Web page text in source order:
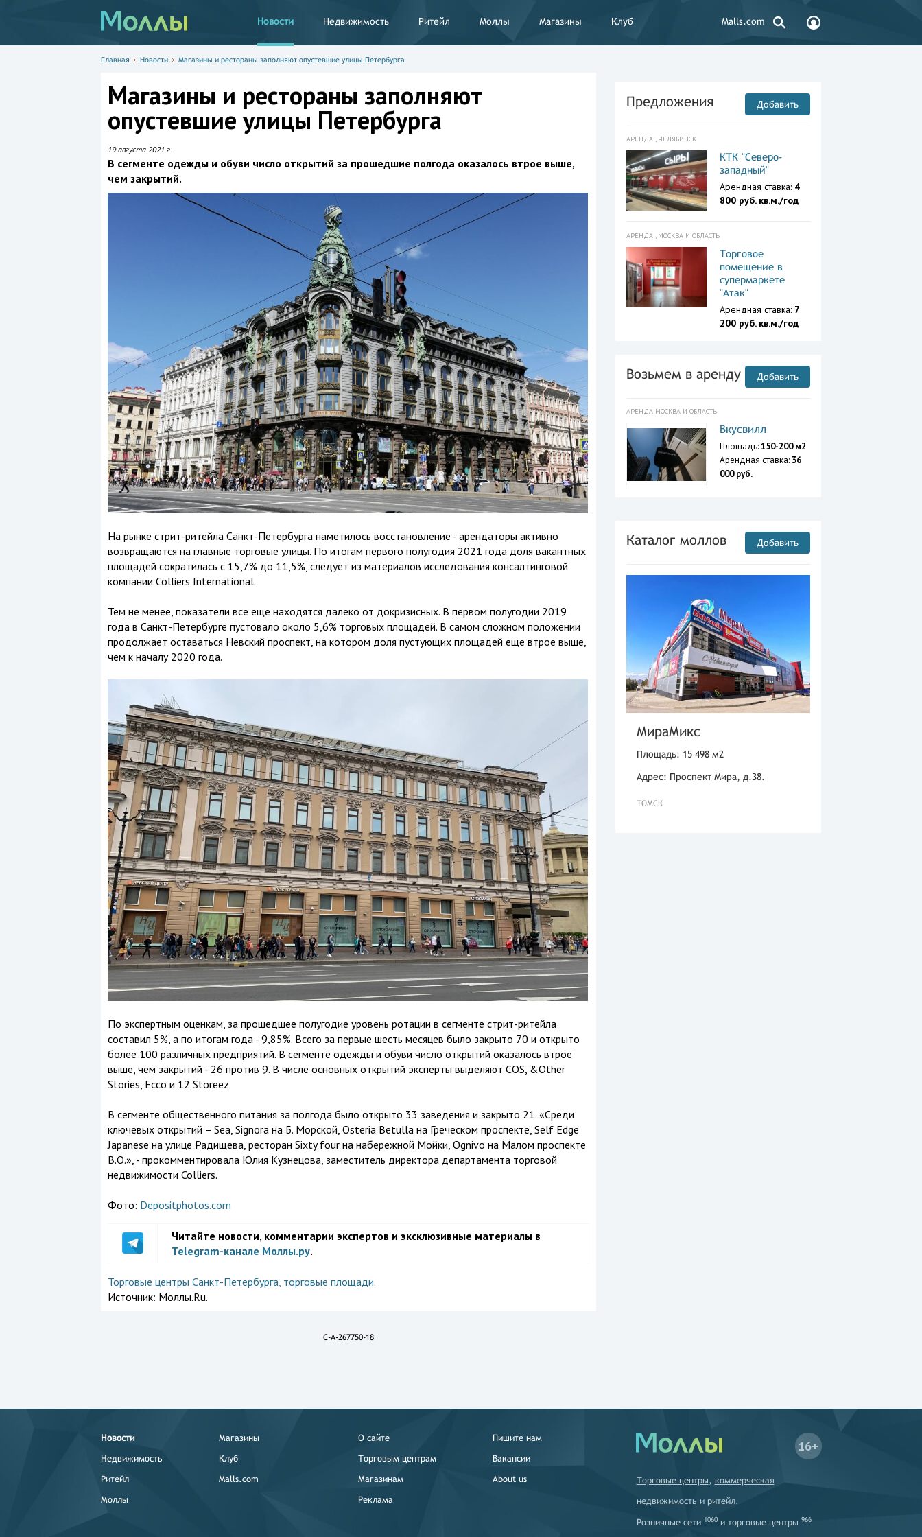
Новости Недвижимость Ритейл Моллы Магазины Клуб Malls.com
Главная Новости Магазины и рестораны заполняют опустевшие улицы Петербурга
Магазины и рестораны заполняют
опустевшие улицы Петербурга
19 августа 2021 г.
В сегменте одежды и обуви число открытий за прошедшие полгода оказалось втрое выше,
чем закрытий.
На рынке стрит-ритейла Санкт-Петербурга наметилось восстановление - арендаторы активно
возвращаются на главные торговые улицы. По итогам первого полугодия 2021 года доля вакантных
площадей сократилась с 15,7% до 11,5%, следует из материалов исследования консалтинговой
компании Colliers International.
Тем не менее, показатели все еще находятся далеко от докризисных. В первом полугодии 2019
года в Санкт-Петербурге пустовало около 5,6% торговых площадей. В самом сложном положении
продолжает оставаться Невский проспект, на котором доля пустующих площадей еще втрое выше,
чем к началу 2020 года.
По экспертным оценкам, за прошедшее полугодие уровень ротации в сегменте стрит-ритейла
составил 5%, а по итогам года - 9,85%. Всего за первые шесть месяцев было закрыто 70 и открыто
более 100 различных предприятий. В сегменте одежды и обуви число открытий оказалось втрое
выше, чем закрытий - 26 против 9. В числе основных открытий эксперты выделяют COS, &Other
Stories, Ecco и 12 Storeez.
В сегменте общественного питания за полгода было открыто 33 заведения и закрыто 21. «Среди
ключевых открытий – Sea, Signora на Б. Морской, Osteria Betulla на Греческом проспекте, Self Edge
Japanese на улице Радищева, ресторан Sixty four на набережной Мойки, Ognivo на Малом проспекте
В.О.», - прокомментировала Юлия Кузнецова, заместитель директора департамента торговой
недвижимости Colliers.
Фото: Depositphotos.com
Читайте новости, комментарии экспертов и эксклюзивные материалы в
Telegram-канале Моллы.ру.
Торговые центры Санкт-Петербурга, торговые площади.
Источник: Моллы.Ru.
C-A-267750-18
Предложения Добавить
АРЕНДА , ЧЕЛЯБИНСК
КТК "Северо-
западный"
Арендная ставка: 4
800 руб. кв.м./год
АРЕНДА , МОСКВА И ОБЛАСТЬ
Торговое
помещение в
супермаркете
"Атак"
Арендная ставка: 7
200 руб. кв.м./год
Возьмем в аренду Добавить
АРЕНДА МОСКВА И ОБЛАСТЬ
Вкусвилл
Площадь:150-200 м2
Арендная ставка: 36
000 руб.
Каталог моллов Добавить
МираМикс
Площадь: 15 498 м2
Адрес: Проспект Мира, д.38.
ТОМСК
Новости
Недвижимость
Ритейл
Моллы
Магазины
Клуб
Malls.com
О сайте
Торговым центрам
Магазинам
Реклама
Пишите нам
Вакансии
About us
16+
Торговые центры, коммерческая
недвижимость и ритейл.
Розничные сети 1060и торговые центры 966